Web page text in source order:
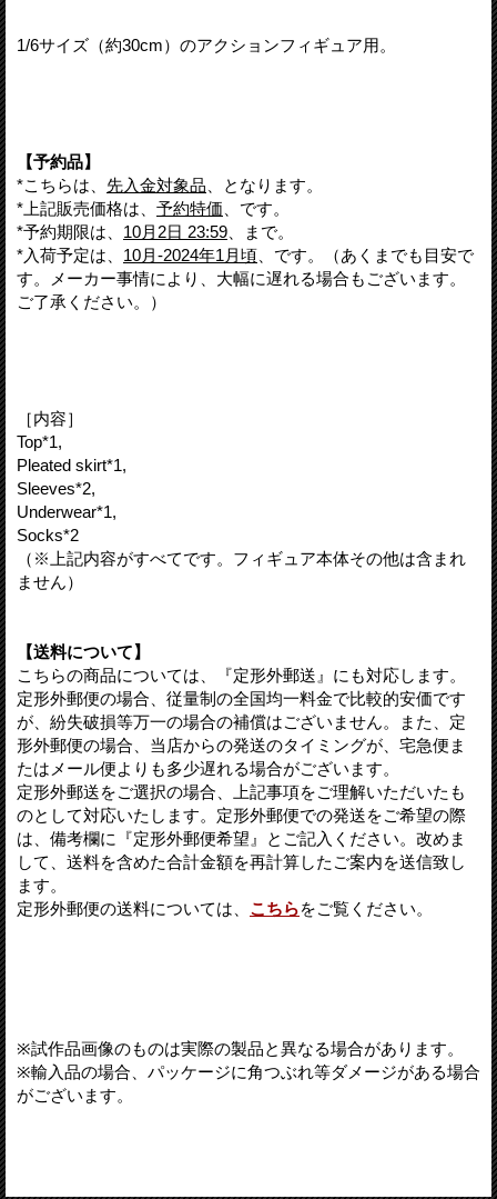
1/6サイズ（約30cm）のアクションフィギュア用。
【予約品】
*こちらは、 先入金対象品 、となります。
*上記販売価格は、 予約特価 、です。
*予約期限は、 10月2日 23:59 、まで。
*入荷予定は、 10月-2024年1月頃 、です。（あくまでも目安で
す。メーカー事情により、大幅に遅れる場合もございます。
ご了承ください。）
［内容］
Top*1,
Pleated skirt*1,
Sleeves*2,
Underwear*1,
Socks*2
（※上記内容がすべてです。フィギュア本体その他は含まれ
ません）
【送料について】
こちらの商品については、『定形外郵送』にも対応します。
定形外郵便の場合、従量制の全国均一料金で比較的安価です
が、紛失破損等万一の場合の補償はございません。また、定
形外郵便の場合、当店からの発送のタイミングが、宅急便ま
たはメール便よりも多少遅れる場合がございます。
定形外郵送をご選択の場合、上記事項をご理解いただいたも
のとして対応いたします。定形外郵便での発送をご希望の際
は、備考欄に『定形外郵便希望』とご記入ください。改めま
して、送料を含めた合計金額を再計算したご案内を送信致し
ます。
定形外郵便の送料については、 こちらをご覧ください。
※試作品画像のものは実際の製品と異なる場合があります。
※輸入品の場合、パッケージに角つぶれ等ダメージがある場合
がございます。